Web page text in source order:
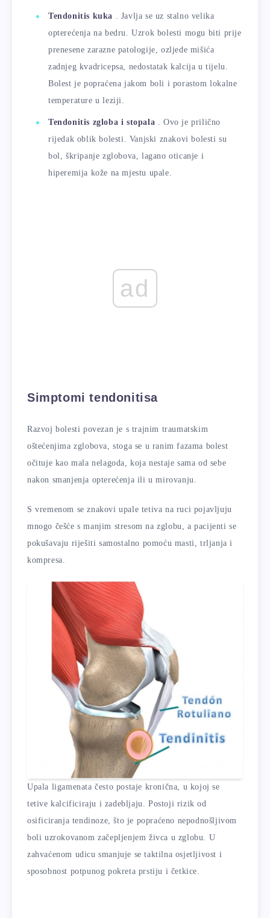
Tendonitis kuka . Javlja se uz stalno velika
opterećenja na bedru. Uzrok bolesti mogu biti prije
prenesene zarazne patologije, ozljede mišića
zadnjeg kvadricepsa, nedostatak kalcija u tijelu.
Bolest je popraćena jakom boli i porastom lokalne
temperature u leziji.
Tendonitis zgloba i stopala . Ovo je prilično
rijedak oblik bolesti. Vanjski znakovi bolesti su
bol, škripanje zglobova, lagano oticanje i
hiperemija kože na mjestu upale.
ad
Simptomi tendonitisa
Razvoj bolesti povezan je s trajnim traumatskim
oštećenjima zglobova, stoga se u ranim fazama bolest
očituje kao mala nelagoda, koja nestaje sama od sebe
nakon smanjenja opterećenja ili u mirovanju.
S vremenom se znakovi upale tetiva na ruci pojavljuju
mnogo češće s manjim stresom na zglobu, a pacijenti se
pokušavaju riješiti samostalno pomoću masti, trljanja i
kompresa.
Upala ligamenata često postaje kronična, u kojoj se
tetive kalcificiraju i zadebljaju. Postoji rizik od
osificiranja tendinoze, što je popraćeno nepodnošljivom
boli uzrokovanom začepljenjem živca u zglobu. U
zahvaćenom udicu smanjuje se taktilna osjetljivost i
sposobnost potpunog pokreta prstiju i četkice.